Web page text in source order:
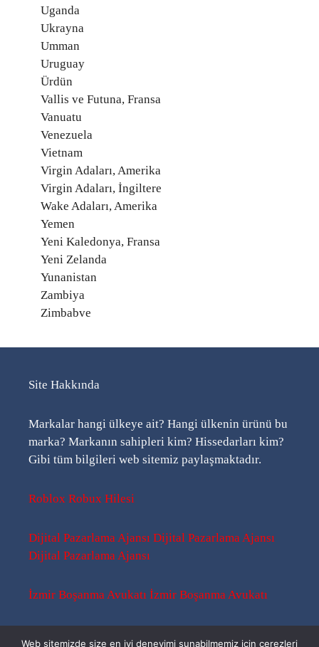
Uganda
Ukrayna
Umman
Uruguay
Ürdün
Vallis ve Futuna, Fransa
Vanuatu
Venezuela
Vietnam
Virgin Adaları, Amerika
Virgin Adaları, İngiltere
Wake Adaları, Amerika
Yemen
Yeni Kaledonya, Fransa
Yeni Zelanda
Yunanistan
Zambiya
Zimbabve
Site Hakkında
Markalar hangi ülkeye ait? Hangi ülkenin ürünü bu
marka? Markanın sahipleri kim? Hissedarları kim?
Gibi tüm bilgileri web sitemiz paylaşmaktadır.
Roblox Robux Hilesi
Dijital Pazarlama Ajansı Dijital Pazarlama Ajansı
Dijital Pazarlama Ajansı
İzmir Boşanma Avukatı İzmir Boşanma Avukatı
Web sitemizde size en iyi deneyimi sunabilmemiz için çerezleri